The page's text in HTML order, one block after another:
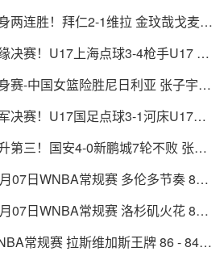
两连胜！拜仁2-1维拉 金玟哉戈麦斯
决赛！U17上海点球3-4枪手U17 李
赛-中国女篮险胜尼日利亚 张子宇
决赛！U17国足点球3-1河床U17将
第三！国安4-0新鹏城7轮不败 张玉
07日WNBA常规赛 多伦多节奏 83 -
07日WNBA常规赛 洛杉矶火花 89 -
常规赛 拉斯维加斯王牌 86 - 84